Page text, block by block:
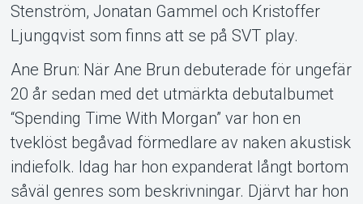
Stenström, Jonatan Gammel och Kristoffer
Ljungqvist som finns att se på SVT play.
Ane Brun: När Ane Brun debuterade för ungefär
20 år sedan med det utmärkta debutalbumet
“Spending Time With Morgan” var hon en
tveklöst begåvad förmedlare av naken akustisk
indiefolk. Idag har hon expanderat långt bortom
såväl genres som beskrivningar. Djärvt har hon